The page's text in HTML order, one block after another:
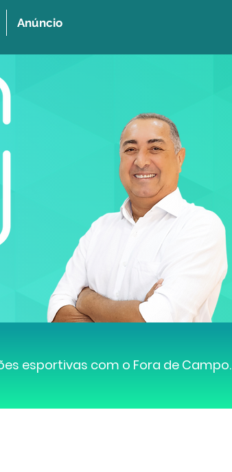
Anúncio
esportivas com o Fora de Campo.